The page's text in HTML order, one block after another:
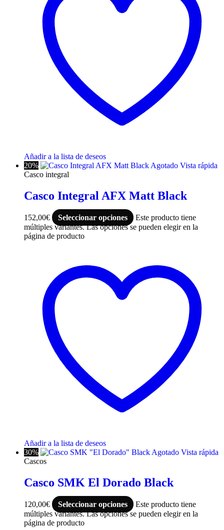
Añadir a la lista de deseos
20%
Agotado Vista rápida
Casco integral
Casco Integral AFX Matt Black
152,00€ Seleccionar opciones
Este producto tiene
múltiples variantes. Las opciones se pueden elegir en la
página de producto
Añadir a la lista de deseos
30%
Agotado Vista rápida
Cascos
Casco SMK El Dorado Black
120,00€ Seleccionar opciones
Este producto tiene
múltiples variantes. Las opciones se pueden elegir en la
página de producto